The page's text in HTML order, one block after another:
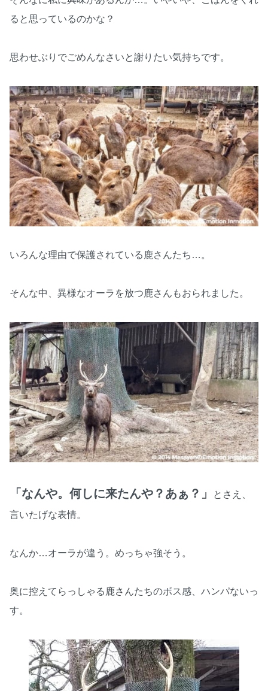
ると思っているのかな？
思わせぶりでごめんなさいと謝りたい気持ちです。
いろんな理由で保護されている鹿さんたち…。
そんな中、異様なオーラを放つ鹿さんもおられました。
「なんや。何しに来たんや？あぁ？」
とさえ、
言いたげな表情。
なんか…オーラが違う。めっちゃ強そう。
奥に控えてらっしゃる鹿さんたちのボス感、ハンパないっ
す。